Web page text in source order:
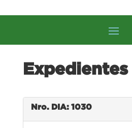
Expedientes
Nro. DIA: 1030